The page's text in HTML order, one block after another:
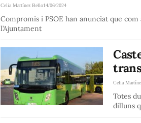
Celia Martínez Bello14/06/2024
Compromís i PSOE han anunciat que
l’Ajuntament
Celia
Totes
dilluns